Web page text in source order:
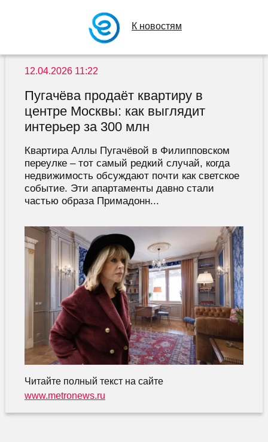
К новостям
12.04.2026 11:22
Пугачёва продаёт квартиру в
центре Москвы: как выглядит
интерьер за 300 млн
Квартира Аллы Пугачёвой в Филипповском
переулке – тот самый редкий случай, когда
недвижимость обсуждают почти как светское
событие. Эти апартаменты давно стали
частью образа Примадонн...
Читайте полный текст на сайте
www.metronews.ru